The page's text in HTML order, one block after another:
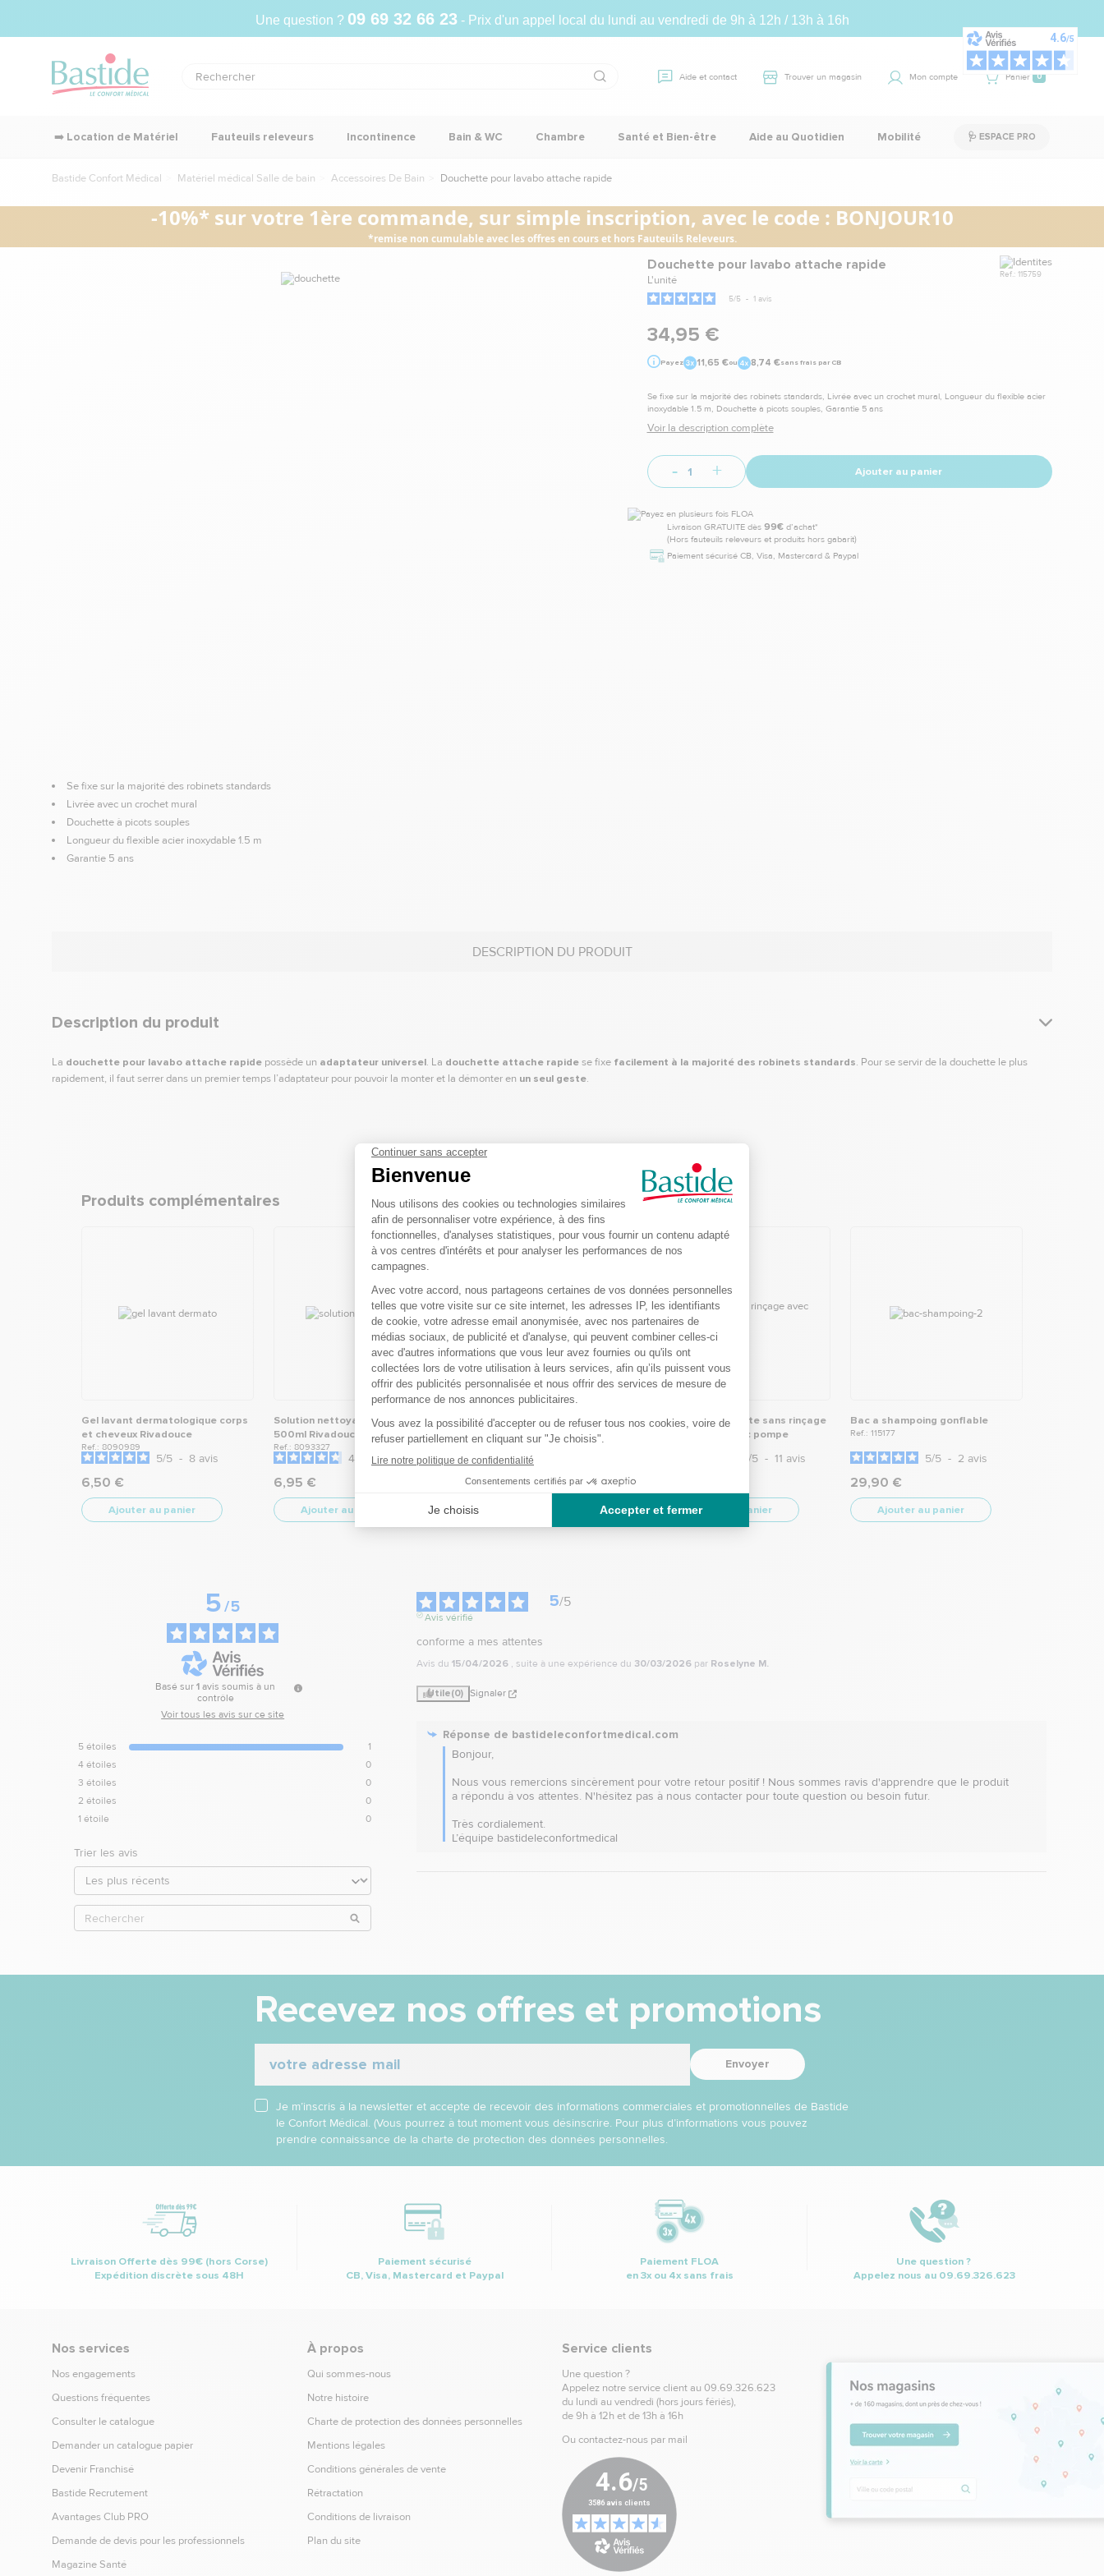
Une question ? 09 69 32 66 23- Prix d'un appel local du lundi au vendredi de 9h à 12h / 13h à 16h
Aide et contact Trouver un magasin Mon compte Panier 0
➡️ Location de Matériel Fauteuils releveurs Incontinence Bain & WC Chambre Santé et Bien-être Aide au Quotidien Mobilité 🩺 ESPACE PRO
Bastide Confort Médical Matériel médical Salle de bain Accessoires De Bain Douchette pour lavabo attache rapide
-10%* sur votre 1ère commande, sur simple inscription, avec le code : BONJOUR10
*remise non cumulable avec les offres en cours et hors Fauteuils Releveurs.
Se fixe sur la majorité des robinets standards
Livrée avec un crochet mural
Douchette à picots souples
Longueur du flexible acier inoxydable 1.5 m
Garantie 5 ans
Douchette pour lavabo attache rapide
L'unité
Marque
Ref.: 115759
5/5 - 1 avis
34,95 €
Payez 11,65 €ou 8,74 €sans frais par CB
Se fixe sur la majorité des robinets standards, Livrée avec un crochet mural, Longueur du flexible acier
inoxydable 1.5 m, Douchette à picots souples, Garantie 5 ans
Voir la description complète
- + Ajouter au panier
Livraison GRATUITE dès99€ d’achat*
(Hors fauteuils releveurs et produits hors gabarit)
Paiement sécurisé CB, Visa, Mastercard & Paypal
DESCRIPTION DU PRODUIT
Description du produit
La douchette pour lavabo attache rapide possède un adaptateur universel. La douchette attache rapidese fixe facilement à la majorité des robinets standards. Pour se servir de la douchette le plus
rapidement, il faut serrer dans un premier temps l’adaptateur pour pouvoir la monter et la démonter en un seul geste.
Produits complémentaires
Gel lavant dermatologique corps
et cheveux Rivadouce
Ref.: 8090989
5/5 - 8 avis
6,50 €
Ajouter au panier
Solution nettoyante sans rinçage
500ml Rivadouce
Ref.: 8093327
4.8 5 - 8avis
6,95 €
Ajouter au panier
Solution nettoyante sans rinçage
Rivadouce 1L
Ref.: 8044905
8,90 €
Solution nettoyante sans rinçage
Rivadouce 1L avec pompe
/5 - 11 avis
Ajouter au panier
Bac a shampoing gonflable
Ref.: 115177
5/5 - 2 avis
29,90 €
Ajouter au panier
5/5
Basé sur1 avis soumis à un
contrôle
Voir tous les avis sur ce site
5 étoiles
1
4 étoiles
0
3 étoiles
0
2 étoiles
0
1 étoile 0
Trier les avis
5/5
Avis vérifié
conforme a mes attentes
Avis du 15/04/2026 , suite à une expérience du 30/03/2026 par Roselyne M.
Utile(0) Signaler
Réponse de bastideleconfortmedical.com
Bonjour,
Nous vous remercions sincèrement pour votre retour positif ! Nous sommes ravis d'apprendre que le produit
a répondu à vos attentes. N'hésitez pas à nous contacter pour toute question ou besoin futur.
Très cordialement.
L’équipe bastideleconfortmedical
Recevez nos offres et promotions
Envoyer
Je m’inscris à la newsletter et accepte de recevoir des informations commerciales et promotionnelles de Bastide
le Confort Médical. (Vous pourrez à tout moment vous désinscrire. Pour plus d’informations vous pouvez
prendre connaissance de la charte de protection des données personnelles.
Livraison Offerte dès 99€ (hors Corse)
Expédition discrète sous 48H
Paiement sécurisé
CB, Visa, Mastercard et Paypal
Paiement FLOA
en 3x ou 4x sans frais
Une question ?
Appelez nous au 09.69.326.623
Nos services
Nos engagements
Questions fréquentes
Consulter le catalogue
Demander un catalogue papier
Devenir Franchisé
Bastide Recrutement
Avantages Club PRO
Demande de devis pour les professionnels
Magazine Santé
À propos
Qui sommes-nous
Notre histoire
Charte de protection des données personnelles
Mentions légales
Conditions générales de vente
Rétractation
Conditions de livraison
Plan du site
Service clients
Une question ?
Appelez notre service client au 09.69.326.623
du lundi au vendredi (hors jours fériés),
de 9h à 12h et de 13h à 16h
Ou contactez-nous par mail